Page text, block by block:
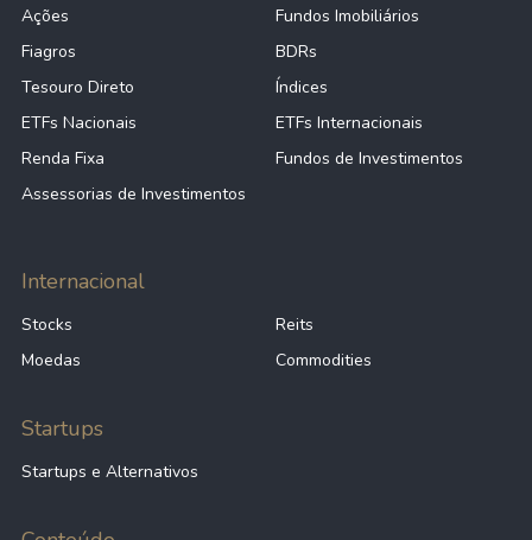
Ações
Fundos Imobiliários
Fiagros
BDRs
Tesouro Direto
Índices
ETFs Nacionais
ETFs Internacionais
Renda Fixa
Fundos de Investimentos
Assessorias de Investimentos
Internacional
Stocks
Reits
Moedas
Commodities
Startups
Startups e Alternativos